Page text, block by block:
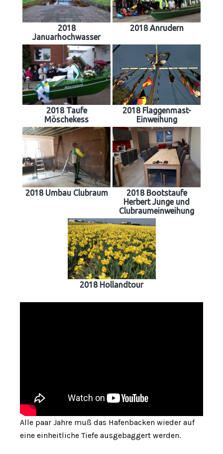
2018
Januarhochwasser
2018 Anrudern
2018 Taufe
Möschekess
2018 Flaggenmast-
Einweihung
2018 Umbau Clubraum
2018 Bootstaufe
Herbert Junge und
Clubraumeinweihung
2018 Hollandtour
Alle paar Jahre muß das Hafenbacken wieder auf
eine einheitliche Tiefe ausgebaggert werden.